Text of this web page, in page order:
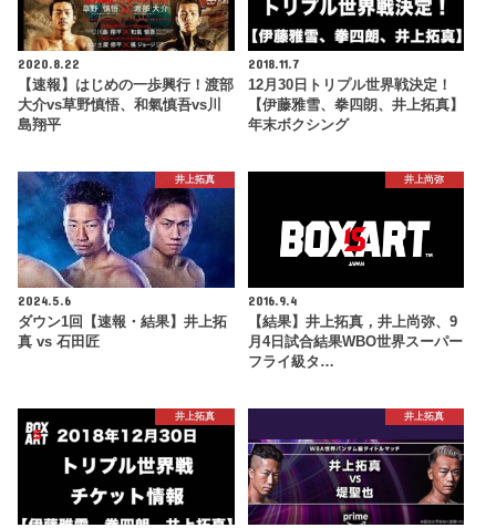
2020.8.22
【速報】はじめの一歩興行！渡部
大介vs草野慎悟、和氣慎吾vs川
島翔平
2018.11.7
12月30日トリプル世界戦決定！
【伊藤雅雪、拳四朗、井上拓真】
年末ボクシング
井上拓真
2024.5.6
ダウン1回【速報・結果】井上拓
真 vs 石田匠
井上尚弥
2016.9.4
【結果】井上拓真，井上尚弥、9
月4日試合結果WBO世界スーパー
フライ級タ…
井上拓真 井上拓真